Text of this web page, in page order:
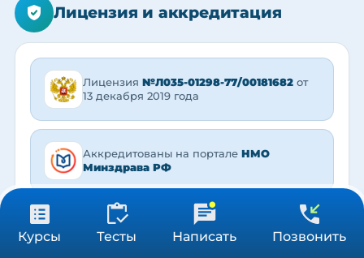
Курсы Тесты Написать Позвонить
Лицензия и аккредитация
Лицензия №Л035-01298-77/00181682 от
13 декабря 2019 года
Аккредитованы на портале НМО
Минздрава РФ
Ни одного отказа
в аккредитации за 5
лет!
31 900 ₽
576 ч Получить консультацию